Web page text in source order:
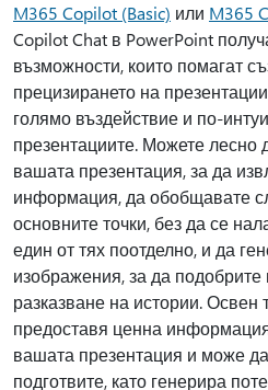
M365 Copilot (Basic) или M365
Copilot Chat в PowerPoint
възможности, които помагат
прецизирането на
голямо въздействие и по-
презентациите. Можете лесно
вашата презентация, за да
информация, да обобщавате
основните точки, без да се
един от тях поотделно, и да
изображения, за да подобрите
разказване на истории. Освен
предоставя ценна
вашата презентация и може
подготвите, като генерира